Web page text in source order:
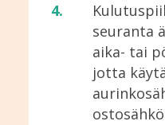
seuranta
aika- tai
jotta